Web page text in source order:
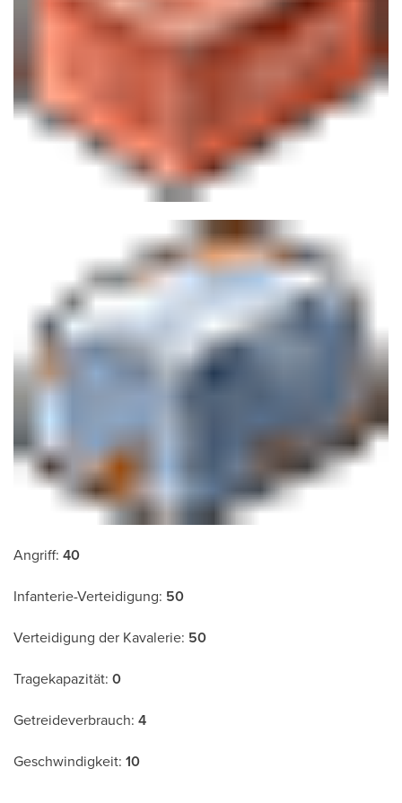
Angriff: 40
Infanterie-Verteidigung: 50
Verteidigung der Kavalerie: 50
Tragekapazität: 0
Getreideverbrauch: 4
Geschwindigkeit: 10